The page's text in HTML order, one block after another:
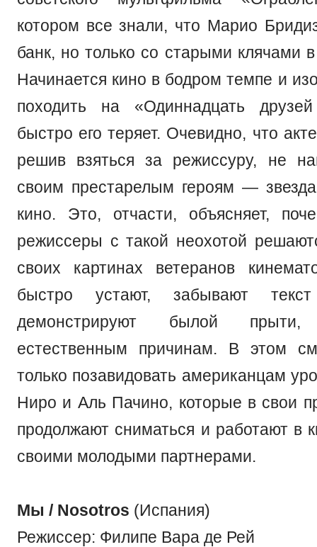
котором все знали, что Марио
банк, но только со старыми клячами
Начинается кино в бодром темпе и
походить на «Одиннадцать
быстро его теряет. Очевидно, что
решив взяться за режиссуру, не
своим престарелым героям —
кино. Это, отчасти, объясняет,
режиссеры с такой неохотой
своих картинах ветеранов
быстро устают, забывают
демонстрируют былой
естественным причинам. В этом
только позавидовать американцам
Ниро и Аль Пачино, которые в свои
продолжают сниматься и работают в
своими молодыми партнерами.
Мы / Nosotros (Испания)
Режиссер: Филипе Вара де Рей